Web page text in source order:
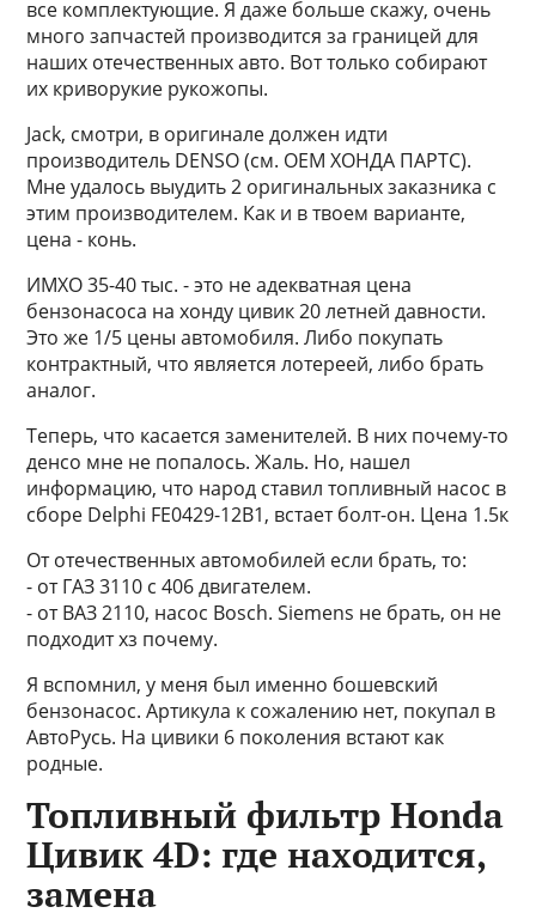
все комплектующие. Я даже больше скажу, очень
много запчастей производится за границей для
наших отечественных авто. Вот только собирают
их криворукие рукожопы.
Jack, смотри, в оригинале должен идти
производитель DENSO (см. ОЕМ ХОНДА ПАРТС).
Мне удалось выудить 2 оригинальных заказника с
этим производителем. Как и в твоем варианте,
цена - конь.
ИМХО 35-40 тыс. - это не адекватная цена
бензонасоса на хонду цивик 20 летней давности.
Это же 1/5 цены автомобиля. Либо покупать
контрактный, что является лотереей, либо брать
аналог.
Теперь, что касается заменителей. В них почему-то
денсо мне не попалось. Жаль. Но, нашел
информацию, что народ ставил топливный насос в
сборе Delphi FE0429-12B1, встает болт-он. Цена 1.5к
От отечественных автомобилей если брать, то:
- от ГАЗ 3110 с 406 двигателем.
- от ВАЗ 2110, насос Bosch. Siemens не брать, он не
подходит хз почему.
Я вспомнил, у меня был именно бошевский
бензонасос. Артикула к сожалению нет, покупал в
АвтоРусь. На цивики 6 поколения встают как
родные.
Топливный фильтр Honda
Цивик 4D: где находится,
замена